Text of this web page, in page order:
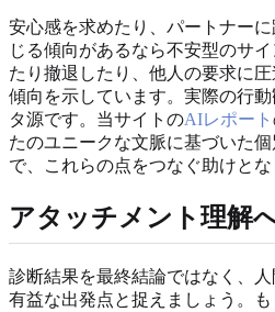
安心感を求めたり、パートナー
じる傾向があるなら不安型のサ
たり撤退したり、他人の要求に
傾向を示しています。実際の行
タ源です。当サイトのAIレポート
たのユニークな文脈に基づいた
で、これらの点をつなぐ助けとな
アタッチメント理解
診断結果を最終結論ではなく、
有益な出発点と捉えましょう。